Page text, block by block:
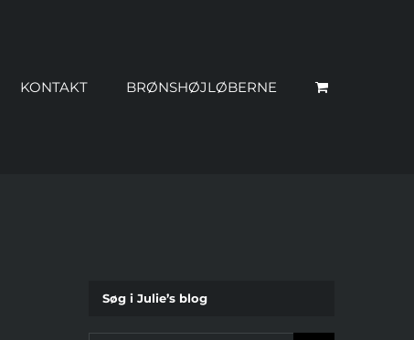
KONTAKT BRØNSHØJLØBERNE
Søg i Julie’s blog